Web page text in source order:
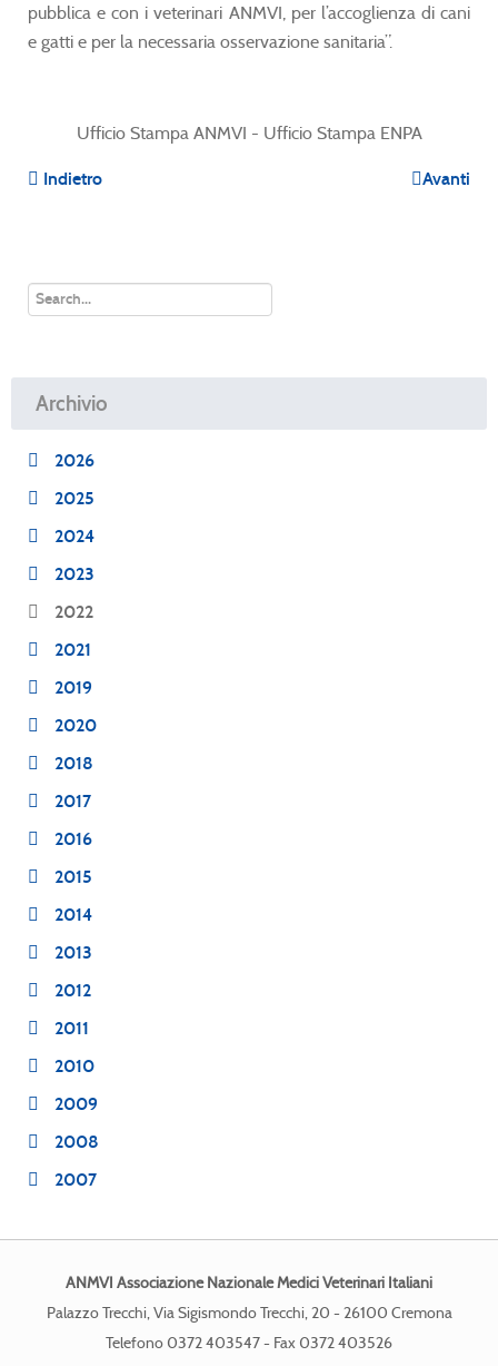
pubblica e con i veterinari ANMVI, per l’accoglienza di cani
e gatti e per la necessaria osservazione sanitaria”.
Ufficio Stampa ANMVI - Ufficio Stampa ENPA
Indietro Avanti
Archivio
2026
2025
2024
2023
2022
2021
2019
2020
2018
2017
2016
2015
2014
2013
2012
2011
2010
2009
2008
2007
ANMVI Associazione Nazionale Medici Veterinari Italiani
Palazzo Trecchi, Via Sigismondo Trecchi, 20 - 26100 Cremona
Telefono 0372 403547 - Fax 0372 403526